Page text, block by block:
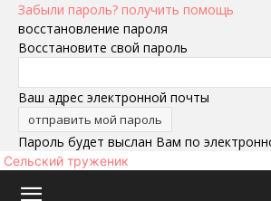
Забыли пароль? получить помощь
восстановление пароля
Восстановите свой пароль
Ваш адрес электронной почты
Пароль будет выслан Вам по
Сельский труженик